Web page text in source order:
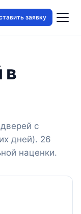
заявку
в
с
дней). 26
наценки.